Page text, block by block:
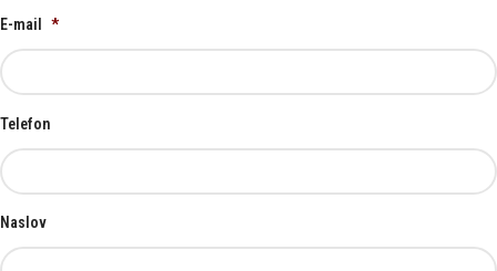
E-mail *
Telefon
Naslov